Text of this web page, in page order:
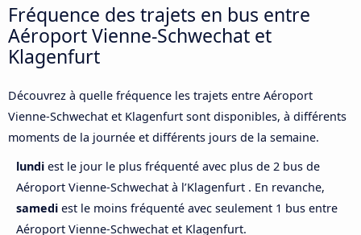
Fréquence des trajets en bus entre
Aéroport Vienne-Schwechat et
Klagenfurt
Découvrez à quelle fréquence les trajets entre Aéroport
Vienne-Schwechat et Klagenfurt sont disponibles, à différents
moments de la journée et différents jours de la semaine.
lundi est le jour le plus fréquenté avec plus de 2 bus de
Aéroport Vienne-Schwechat à l’Klagenfurt . En revanche,
samedi est le moins fréquenté avec seulement 1 bus entre
Aéroport Vienne-Schwechat et Klagenfurt.